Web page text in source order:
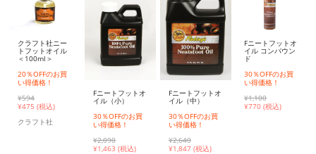
クラフト社ニー
トフットオイル
＜100ml＞
20％OFFのお買
い得価格！
¥594
¥475 (税込)
クラフト社
Fニートフットオ
イル（小）
30％OFFのお買
い得価格！
¥2,090
¥1,463 (税込)
Fニートフットオ
イル（中）
30％OFFのお買
い得価格！
¥2,640
¥1,847 (税込)
Fニートフットオ
イル コンパウン
ド
30％OFFのお買
い得価格！
¥1,100
¥770 (税込)